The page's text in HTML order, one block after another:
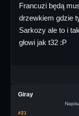
Francuzi będą
drzewkiem gdzie
Sarkozy ale to i
głowi jak t32 :P
Giray
#21